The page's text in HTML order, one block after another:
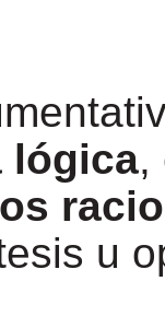
lógica,
u